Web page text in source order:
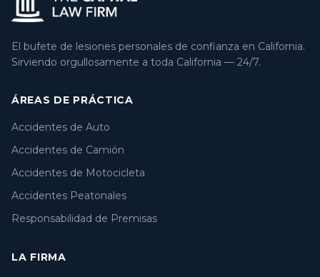
El bufete de lesiones personales de confianza en California.
Sirviendo orgullosamente a toda California — 24/7.
ÁREAS DE PRÁCTICA
Accidentes de Auto
Accidentes de Camión
Accidentes de Motocicleta
Accidentes Peatonales
Responsabilidad de Premisas
LA FIRMA